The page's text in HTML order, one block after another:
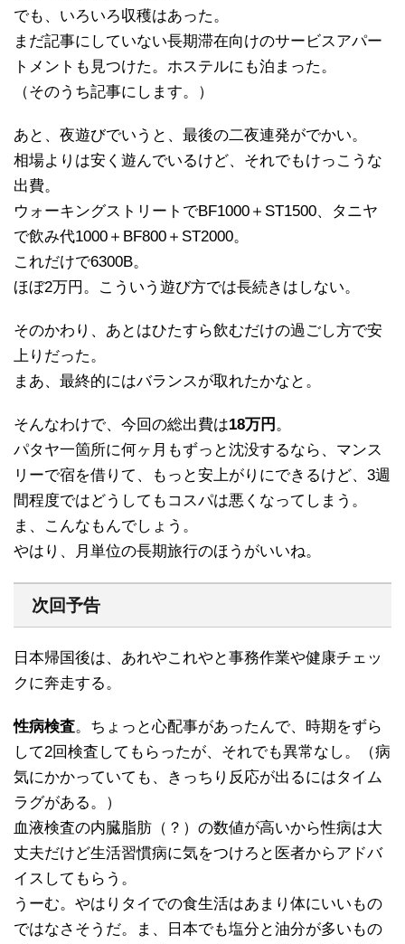
でも、いろいろ収穫はあった。
まだ記事にしていない長期滞在向けのサービスアパー
トメントも見つけた。ホステルにも泊まった。
（そのうち記事にします。）
あと、夜遊びでいうと、最後の二夜連発がでかい。
相場よりは安く遊んでいるけど、それでもけっこうな
出費。
ウォーキングストリートでBF1000＋ST1500、タニヤ
で飲み代1000＋BF800＋ST2000。
これだけで6300B。
ほぼ2万円。こういう遊び方では長続きはしない。
そのかわり、あとはひたすら飲むだけの過ごし方で安
上りだった。
まあ、最終的にはバランスが取れたかなと。
そんなわけで、今回の総出費は18万円 。
パタヤ一箇所に何ヶ月もずっと沈没するなら、マンス
リーで宿を借りて、もっと安上がりにできるけど、3週
間程度ではどうしてもコスパは悪くなってしまう。
ま、こんなもんでしょう。
やはり、月単位の長期旅行のほうがいいね。
次回予告
日本帰国後は、あれやこれやと事務作業や健康チェッ
クに奔走する。
性病検査。ちょっと心配事があったんで、時期をずら
して2回検査してもらったが、それでも異常なし。（病
気にかかっていても、きっちり反応が出るにはタイム
ラグがある。）
血液検査の内臓脂肪（？）の数値が高いから性病は大
丈夫だけど生活習慣病に気をつけろと医者からアドバ
イスしてもらう。
うーむ。やはりタイでの食生活はあまり体にいいもの
ではなさそうだ。ま、日本でも塩分と油分が多いもの